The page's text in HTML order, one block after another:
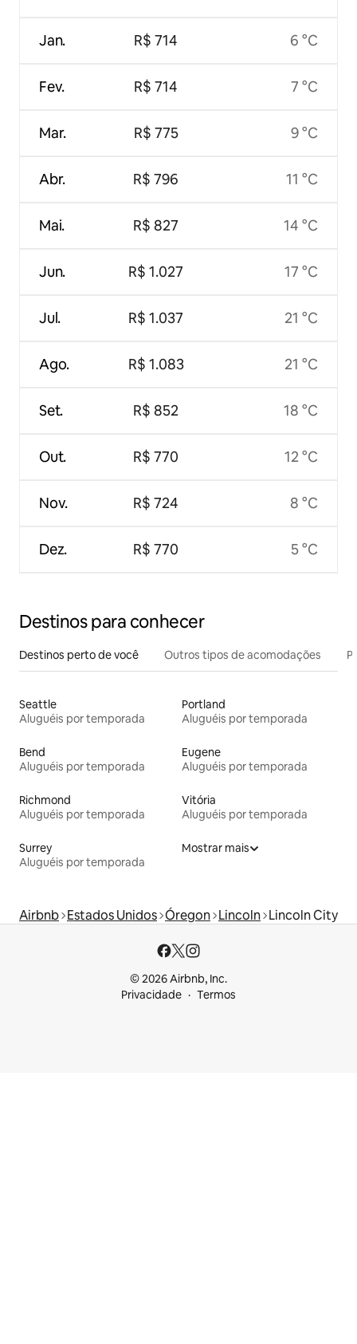
Jan.
Fev.
Mar.
Abr.
Mai.
Jun.
Jul.
Ago.
Set.
Out.
Nov.
Dez.
R$ 714
R$ 714
R$ 775
R$ 796
R$ 827
R$ 1.027
R$ 1.037
R$ 1.083
R$ 852
R$ 770
R$ 724
R$ 770
6 °C
7 °C
9 °C
11 °C
14 °C
17 °C
21 °C
21 °C
18 °C
12 °C
8 °C
5 °C
Destinos para conhecer
Destinos perto de você Outros tipos de acomodações
Seattle
Aluguéis por temporada
Portland
Aluguéis por temporada
Bend
Aluguéis por temporada
Eugene
Aluguéis por temporada
Richmond
Aluguéis por temporada
Vitória
Aluguéis por temporada
Surrey
Aluguéis por temporada
Mostrar mais
Airbnb Estados Unidos Óregon Lincoln Lincoln City
© 2026 Airbnb, Inc.
Privacidade
Termos